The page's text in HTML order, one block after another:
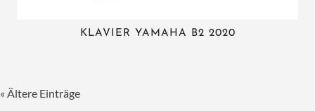
KLAVIER YAMAHA B2 2020
« Ältere Einträge